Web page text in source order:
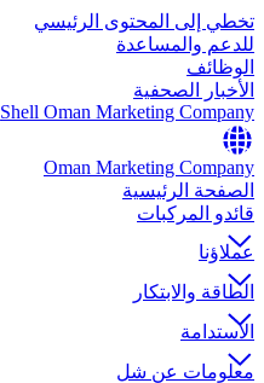
تخطي إلى المحتوى الرئيسي
للدعم والمساعدة
الوظائف
الأخبار الصحفية
Shell Oman Marketing Company
Oman Marketing Company
الصفحة الرئيسية
قائدو المركبات
عملاؤنا
الطاقة والابتكار
الاستدامة
معلومات عن شل